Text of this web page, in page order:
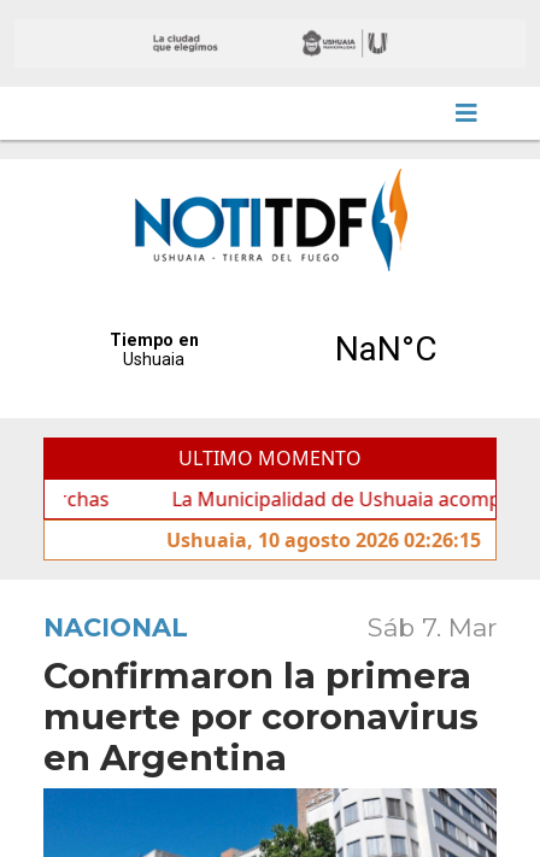
ULTIMO MOMENTO
La Municipalidad de Ushuaia acompañó los
Ushuaia, 10 agosto 2026 02:26:15
NACIONAL Sáb 7. Mar
Confirmaron la primera
muerte por coronavirus
en Argentina